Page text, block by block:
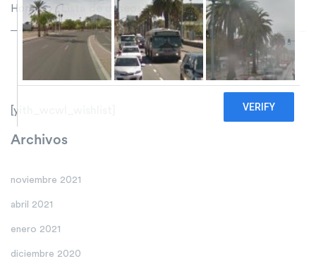
Home Lista de deseos
[yith_wcwl_wishlist]
Archivos
noviembre 2021
abril 2021
enero 2021
diciembre 2020